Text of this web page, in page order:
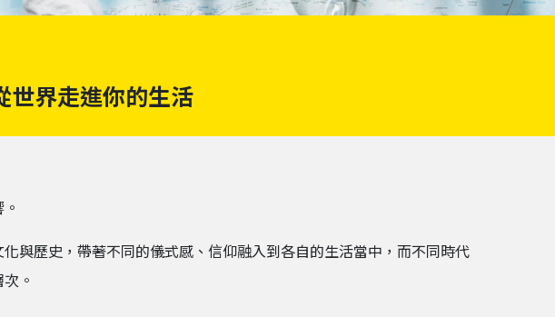
世界走進你的生活
與歷史，帶著不同的儀式感、信仰融入到各自的生活當中，而不同時代
。